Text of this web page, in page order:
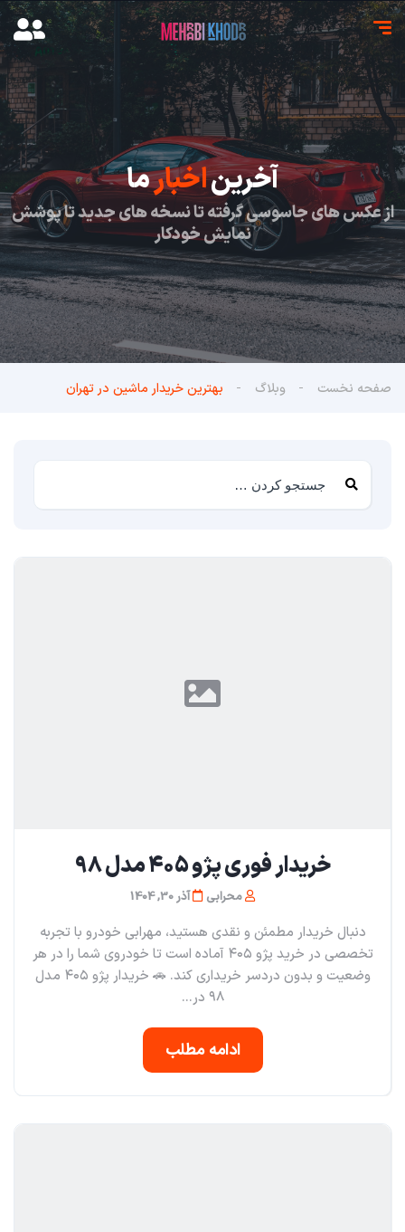
آخریناخبارما
از عکس های جاسوسی گرفته تا نسخه های جدید تا پوشش
نمایش خودکار
صفحه نخست وبلاگ بهترین خریدار ماشین در تهران
خریدار فوری پژو ۴۰۵ مدل ۹۸
محرابی آذر 30, 1404
دنبال خریدار مطمئن و نقدی هستید، مهرابی خودرو با تجربه
تخصصی در خرید پژو ۴۰۵ آماده است تا خودروی شما را در هر
وضعیت و بدون دردسر خریداری کند. 🚗 خریدار پژو ۴۰۵ مدل
۹۸ در...
ادامه مطلب